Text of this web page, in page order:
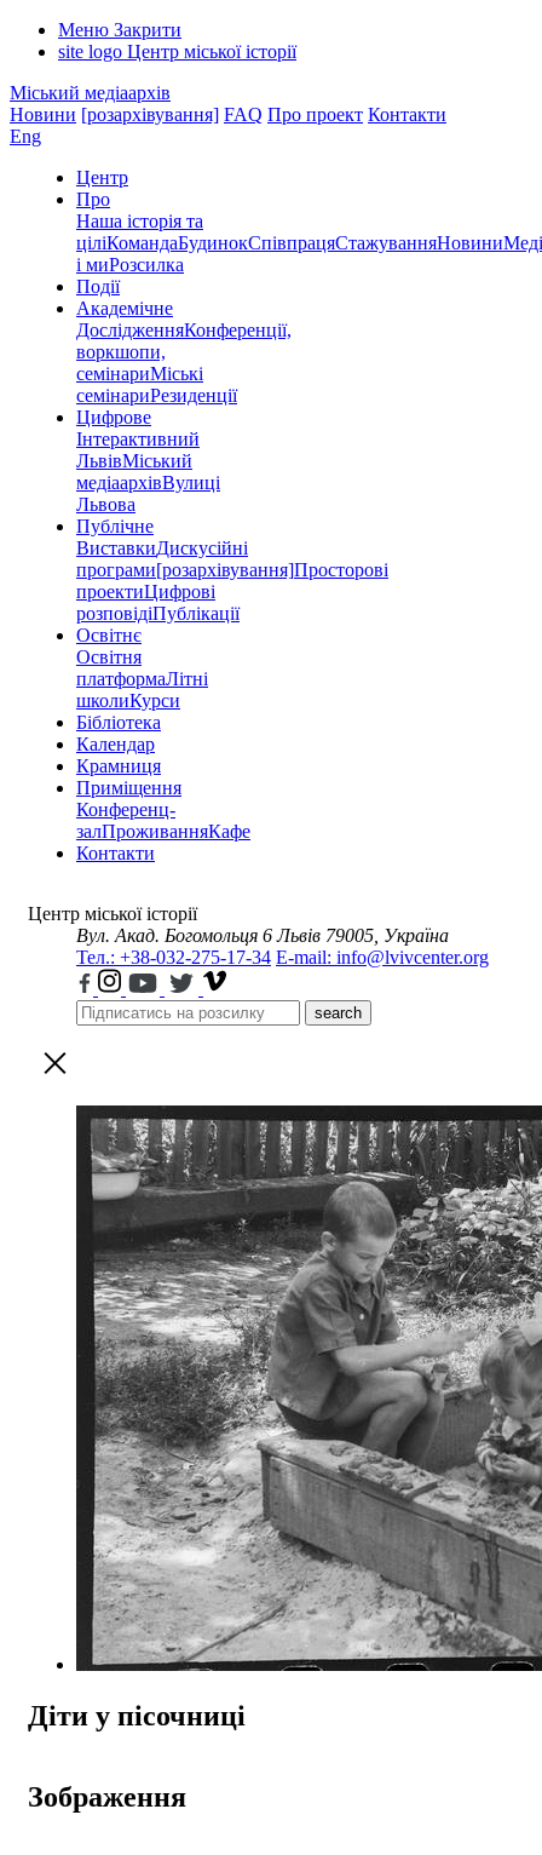
Меню Закрити
site logo Центр міської історії
Міський медіаархів
Новини [розархівування] FAQ Про проект Контакти
Eng
Центр
Про
Наша історія та
ціліКомандаБудинокСпівпрацяСтажуванняНовини
і миРозсилка
Події
Академічне
ДослідженняКонференції,
воркшопи,
семінариМіські
семінариРезиденції
Цифрове
Інтерактивний
ЛьвівМіський
медіаархівВулиці
Львова
Публічне
ВиставкиДискусійні
програми[розархівування]Просторові
проектиЦифрові
розповідіПублікації
Освітнє
Освітня
платформаЛітні
школиКурси
Бібліотека
Календар
Крамниця
Приміщення
Конференц-
залПроживанняКафе
Контакти
Центр міської історії
Вул. Акад. Богомольця 6 Львів 79005, Україна
Тел.: +38-032-275-17-34 E-mail: info@lvivcenter.org
search
Діти у пісочниці
Зображення